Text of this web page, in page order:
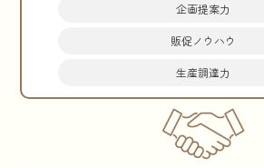
企画提案力
販促ノウハウ
生産調達力